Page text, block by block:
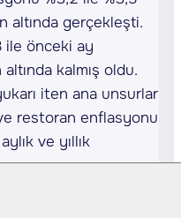
altında gerçekleşti.
ile önceki ay
kalmış oldu.
iten ana unsurlar
restoran enflasyonu
ve yıllık
1.19 puan ile